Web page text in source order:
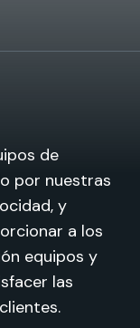
de
por nuestras
y
a los
equipos y
las